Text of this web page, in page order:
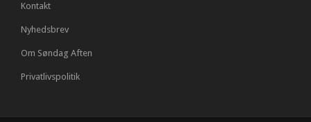
Kontakt
Nyhedsbrev
Om Søndag Aften
Privatlivspolitik